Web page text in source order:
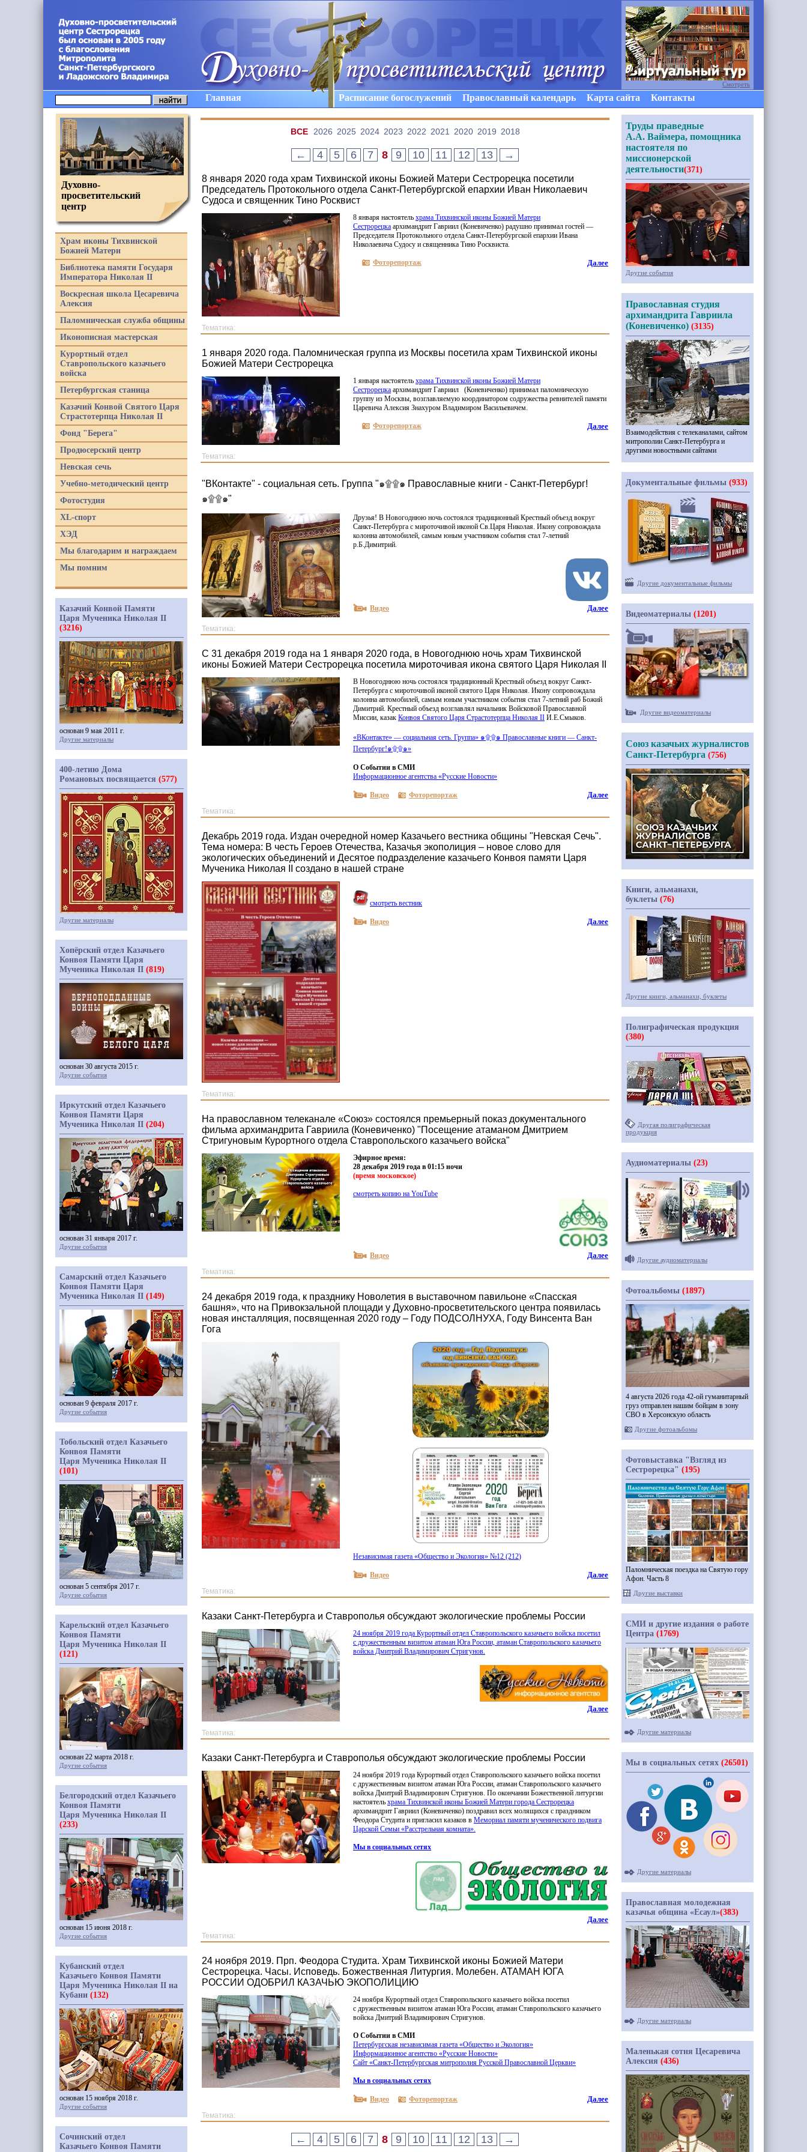
Главная Расписание богослужений Православный календарь Карта сайта Контакты
ВCE 2026 2025 2024 2023 2022 2021 2020 2019 2018
← 4 5 6 7 8 9 10 11 12 13 →
8 января 2020 года храм Тихвинской иконы Божией Матери Сестрорецка посетили
Председатель Протокольного отдела Санкт-Петербургской епархии Иван Николаевич
Судоса и священник Тино Росквист
8 января настоятель храма Тихвинской иконы Божией Матери
Сестрорецка архимандрит Гавриил (Коневиченко) радушно принимал гостей —
Председателя Протокольного отдела Санкт-Петербургской епархии Ивана
Николаевича Судосу и священника Тино Росквиста.
Далее
Фоторепортаж
Тематика:
1 января 2020 года. Паломническая группа из Москвы посетила храм Тихвинской иконы
Божией Матери Сестрорецка
1 января настоятель храма Тихвинской иконы Божией Матери
Сестрорецка архимандрит Гавриил (Коневиченко) принимал паломническую
группу из Москвы, возглавляемую координатором содружества ревнителей памяти
Царевича Алексия Знахуром Владимиром Васильевичем.
Далее
Фоторепортаж
Тематика:
"ВКонтакте" - социальная сеть. Группа "๑۩۩๑ Православные книги - Санкт-Петербург!
๑۩۩๑"
Друзья! В Новогоднюю ночь состоялся традиционный Крестный объезд вокруг
Санкт-Петербурга с мироточивой иконой Св.Царя Николая. Икону сопровождала
колонна автомобилей, самым юным участником события стал 7-летний
р.Б.Димитрий.
Далее
Видео
Тематика:
С 31 декабря 2019 года на 1 января 2020 года, в Новогоднюю ночь храм Тихвинской
иконы Божией Матери Сестрорецка посетила мироточивая икона святого Царя Николая II
В Новогоднюю ночь состоялся традиционный Крестный объезд вокруг Санкт-
Петербурга с мироточивой иконой святого Царя Николая. Икону сопровождала
колонна автомобилей, самым юным участником события стал 7-летний раб Божий
Димитрий. Крестный объезд возглавлял начальник Войсковой Православной
Миссии, казак Конвоя Святого Царя Страстотерпца Николая II И.Е.Смыков.
«ВКонтакте» — социальная сеть. Группа» ๑۩۩๑ Православные книги — Санкт-
Петербург!๑۩۩๑»
О Событии в СМИ
Информационное агентства «Русские Новости»
Далее
Видео
Фоторепортаж
Тематика:
Декабрь 2019 года. Издан очередной номер Казачьего вестника общины "Невская Сечь".
Тема номера: В честь Героев Отечества, Казачья экополиция – новое слово для
экологических объединений и Десятое подразделение казачьего Конвоя памяти Царя
Мученика Николая II создано в нашей стране
смотреть вестник
Далее
Видео
Тематика:
На православном телеканале «Союз» состоялся премьерный показ документального
фильма архимандрита Гавриила (Коневиченко) "Посещение атаманом Дмитрием
Стригуновым Курортного отдела Ставропольского казачьего войска"
Эфирное время:
28 декабря 2019 года в 01:15 ночи
(время московское)
смотреть копию на YouTube
Далее
Видео
Тематика:
24 декабря 2019 года, к празднику Новолетия в выставочном павильоне «Спасская
башня», что на Привокзальной площади у Духовно-просветительского центра появилась
новая инсталляция, посвященная 2020 году – Году ПОДСОЛНУХА, Году Винсента Ван
Гога
Независимая газета «Общество и Экология» №12 (212)
Далее
Видео
Тематика:
Казаки Санкт-Петербурга и Ставрополья обсуждают экологические проблемы России
24 ноября 2019 года Курортный отдел Ставропольского казачьего войска посетил
с дружественным визитом атаман Юга России, атаман Ставропольского казачьего
войска Дмитрий Владимирович Стригунов.
Далее
Тематика:
Казаки Санкт-Петербурга и Ставрополья обсуждают экологические проблемы России
24 ноября 2019 года Курортный отдел Ставропольского казачьего войска посетил
с дружественным визитом атаман Юга России, атаман Ставропольского казачьего
войска Дмитрий Владимирович Стригунов. По окончании Божественной литургии
настоятель храма Тихвинской иконы Божией Матери города Сестрорецка
архимандрит Гавриил (Коневиченко) поздравил всех молящихся с праздником
Феодора Студита и пригласил казаков в Мемориал памяти мученического подвига
Царской Семьи «Расстрельная комната».
Мы в социальных сетях
Далее
Тематика:
24 ноября 2019. Прп. Феодора Студита. Храм Тихвинской иконы Божией Матери
Сестрорецка. Часы. Исповедь. Божественная Литургия. Молебен. АТАМАН ЮГА
РОССИИ ОДОБРИЛ КАЗАЧЬЮ ЭКОПОЛИЦИЮ
24 ноября Курортный отдел Ставропольского казачьего войска посетил
с дружественным визитом атаман Юга России, атаман Ставропольского казачьего
войска Дмитрий Владимирович Стригунов.
О Событии в СМИ
Петербургская независимая газета «Общество и Экология»
Информационное агентство «Русские Новости»
Сайт «Санкт-Петербургская митрополия Русской Православной Церкви»
Мы в социальных сетях
Далее
Видео
Фоторепортаж
Тематика:
← 4 5 6 7 8 9 10 11 12 13 →
Духовно-
просветительский
центр
Храм иконы Тихвинской
Божией Матери
Библиотека памяти Государя
Императора Николая II
Воскресная школа Цесаревича
Алексия
Паломническая служба общины
Иконописная мастерская
Курортный отдел
Ставропольского казачьего
войска
Петербургская станица
Казачий Конвой Святого Царя
Страстотерпца Николая II
Фонд "Берега"
Продюсерский центр
Невская сечь
Учебно-методический центр
Фотостудия
XL-спорт
ХЭД
Мы благодарим и награждаем
Мы помним
Казачий Конвой Памяти
Царя Мученика Николая II
(3216)
основан 9 мая 2011 г.
Другие материалы
400-летию Дома
Романовых посвящается (577)
Другие материалы
Хопёрский отдел Казачьего
Конвоя Памяти Царя
Мученика Николая II (819)
основан 30 августа 2015 г.
Другие события
Иркутский отдел Казачьего
Конвоя Памяти Царя
Мученика Николая II (204)
основан 31 января 2017 г.
Другие события
Самарский отдел Казачьего
Конвоя Памяти Царя
Мученика Николая II (149)
основан 9 февраля 2017 г.
Другие события
Тобольский отдел Казачьего
Конвоя Памяти
Царя Мученика Николая II
(101)
основан 5 сентября 2017 г.
Другие события
Карельский отдел Казачьего
Конвоя Памяти
Царя Мученика Николая II
(121)
основан 22 марта 2018 г.
Другие события
Белгородский отдел Казачьего
Конвоя Памяти
Царя Мученика Николая II
(233)
основан 15 июня 2018 г.
Другие события
Кубанский отдел
Казачьего Конвоя Памяти
Царя Мученика Николая II на
Кубани (132)
основан 15 ноября 2018 г.
Другие события
Сочинский отдел
Казачьего Конвоя Памяти
Смотреть
Труды праведные
А.А. Ваймера, помощника
настоятеля по
миссионерской
деятельности(371)
Другие события
Православная студия
архимандрита Гавриила
(Коневиченко) (3135)
Взаимодействия с телеканалами, сайтом
митрополии Санкт-Петербурга и
другими новостными сайтами
Документальные фильмы (933)
Другие документальные фильмы
Видеоматериалы (1201)
Другие видеоматериалы
Союз казачьих журналистов
Санкт-Петербурга (756)
Книги, альманахи,
буклеты (76)
Другие книги, альманахи, буклеты
Полиграфическая продукция
(380)
Другая полиграфическая
продукция
Аудиоматериалы (23)
Другие аудиоматериалы
Фотоальбомы (1897)
4 августа 2026 года 42-ой гуманитарный
груз отправлен нашим бойцам в зону
СВО в Херсонскую область
Другие фотоальбомы
Фотовыставка "Взгляд из
Сестрорецка" (195)
Паломническая поездка на Святую гору
Афон. Часть 8
Другие выставки
СМИ и другие издания о работе
Центра (1769)
Другие материалы
Мы в социальных сетях (26501)
Другие материалы
Православная молодежная
казачья община «Есаул»(383)
Другие материалы
Маленькая сотня Цесаревича
Алексия (436)